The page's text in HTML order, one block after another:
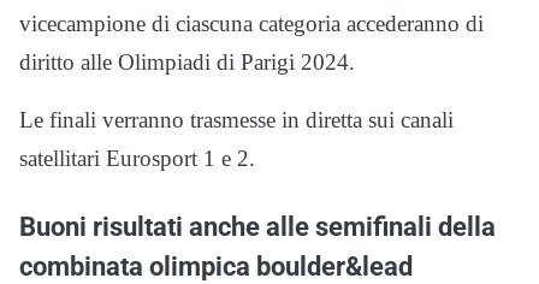
vicecampione di ciascuna categoria accederanno di
diritto alle Olimpiadi di Parigi 2024.
Le finali verranno trasmesse in diretta sui canali
satellitari Eurosport 1 e 2.
Buoni risultati anche alle semifinali della
combinata olimpica boulder&lead